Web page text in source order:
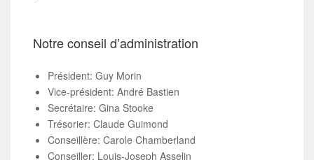
Notre conseil d’administration
Président: Guy Morin
Vice-président: André Bastien
Secrétaire: Gina Stooke
Trésorier: Claude Guimond
Conseillère: Carole Chamberland
Conseiller: Louis-Joseph Asselin